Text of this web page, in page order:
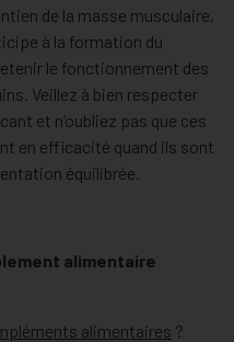
de la masse musculaire,
à la formation du
le fonctionnement des
Veillez à bien respecter
et n’oubliez pas que ces
en efficacité quand ils sont
équilibrée.
alimentaire
alimentaires ?